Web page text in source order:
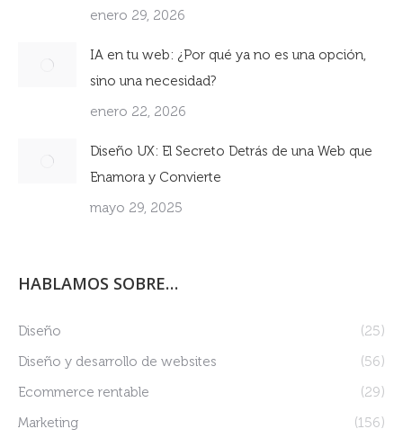
enero 29, 2026
IA en tu web: ¿Por qué ya no es una opción,
sino una necesidad?
enero 22, 2026
Diseño UX: El Secreto Detrás de una Web que
Enamora y Convierte
mayo 29, 2025
HABLAMOS SOBRE…
Diseño
(25)
Diseño y desarrollo de websites
(56)
Ecommerce rentable
(29)
Marketing
(156)